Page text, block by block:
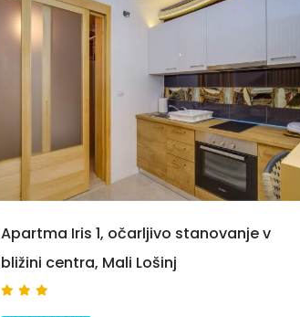
Apartma Iris 1, očarljivo stanovanje v
bližini centra, Mali Lošinj